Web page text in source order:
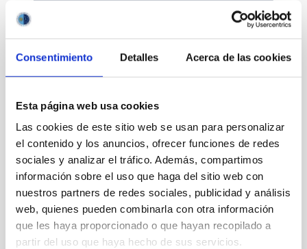
Consentimiento Detalles Acerca de las cookies
Esta página web usa cookies
Las cookies de este sitio web se usan para personalizar
el contenido y los anuncios, ofrecer funciones de redes
sociales y analizar el tráfico. Además, compartimos
información sobre el uso que haga del sitio web con
nuestros partners de redes sociales, publicidad y análisis
web, quienes pueden combinarla con otra información
que les haya proporcionado o que hayan recopilado a
partir del uso que haya hecho de sus servicios.
Divulgación
Movilidad